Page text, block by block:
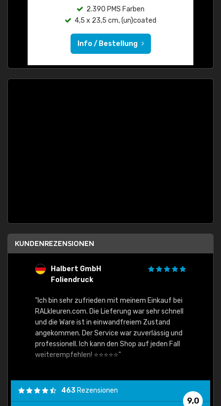
2.390 PMS Farben
4,5 x 23,5 cm, (un)coated
Info / Bestellung
KUNDENREZENSIONEN
Halbert GmbH
Foliendruck
"Ich bin sehr zufrieden mit meinem Einkauf bei
RALkleuren.com. Die Lieferung war sehr schnell
und die Ware ist in einwandfreiem Zustand
angekommen. Der Service war zuverlässig und
professionell. Ich kann den Shop auf jeden Fall
weiterempfehlen! ⭐⭐⭐⭐⭐"
9,0
463 Rezensionen